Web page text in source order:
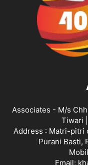
Associates - M/s
Tiwari
Address : Matri-pitri
Purani Basti,
Email: